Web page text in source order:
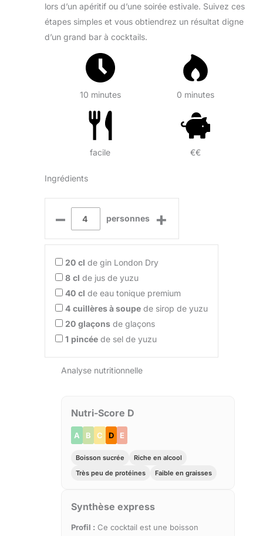
lors d’un apéritif ou d’une soirée estivale. Suivez ces
étapes simples et vous obtiendrez un résultat digne
d’un grand bar à cocktails.
10 minutes 0 minutes
facile €€
Ingrédients
– personnes +
20 cl de gin London Dry
8 cl de jus de yuzu
40 cl de eau tonique premium
4 cuillères à soupe de sirop de yuzu
20 glaçons de glaçons
1 pincée de sel de yuzu
Analyse nutritionnelle
Nutri-Score D
A B C D E
Boisson sucrée
Riche en alcool
Très peu de protéines
Faible en graisses
Synthèse express
Profil : Ce cocktail est une boisson